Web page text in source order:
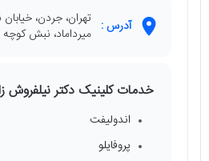
آدرس : تهران، جردن،
میرداماد، نبش کوچه
خدمات کلینیک دکتر نیلفروش
اندولیفت
پروفایلو